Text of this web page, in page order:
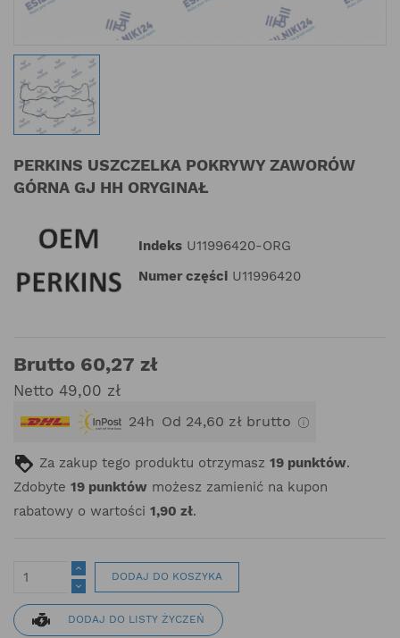
PERKINS USZCZELKA POKRYWY ZAWORÓW
GÓRNA GJ HH ORYGINAŁ
Indeks U11996420-ORG
Numer części U11996420
Brutto 60,27 zł
Netto 49,00 zł
24h Od 24,60 zł brutto
Za zakup tego produktu otrzymasz 19 punktów.
Zdobyte 19 punktów możesz zamienić na kupon
rabatowy o wartości 1,90 zł.
DODAJ DO KOSZYKA
DODAJ DO LISTY ŻYCZEŃ